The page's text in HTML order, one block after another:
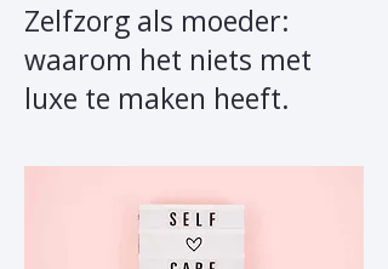
Zelfzorg als moeder:
waarom het niets met
luxe te maken heeft.